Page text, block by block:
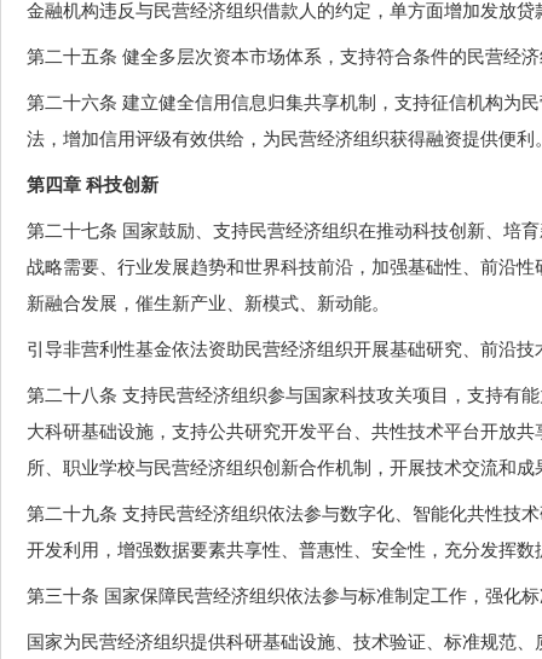
金融机构违反与民营经济组织借款人的约定，单方面增加发放
第二十五条 健全多层次资本市场体系，支持符合条件的民营经
第二十六条 建立健全信用信息归集共享机制，支持征信机构为
法，增加信用评级有效供给，为民营经济组织获得融资提供便利
第四章 科技创新
第二十七条 国家鼓励、支持民营经济组织在推动科技创新、培
战略需要、行业发展趋势和世界科技前沿，加强基础性、前沿
新融合发展，催生新产业、新模式、新动能。
引导非营利性基金依法资助民营经济组织开展基础研究、前沿
第二十八条 支持民营经济组织参与国家科技攻关项目，支持有
大科研基础设施，支持公共研究开发平台、共性技术平台开放
所、职业学校与民营经济组织创新合作机制，开展技术交流和
第二十九条 支持民营经济组织依法参与数字化、智能化共性技
开发利用，增强数据要素共享性、普惠性、安全性，充分发挥数
第三十条 国家保障民营经济组织依法参与标准制定工作，强化
国家为民营经济组织提供科研基础设施、技术验证、标准规范